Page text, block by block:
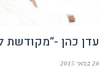
עדן כהן -“מקודשת
26 במאי 2015